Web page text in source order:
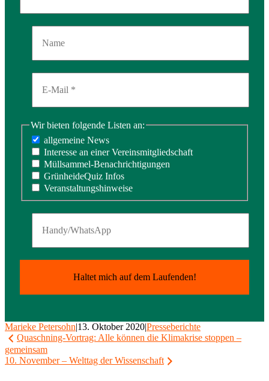
Wir bieten folgende Listen an:
allgemeine News
Interesse an einer Vereinsmitgliedschaft
Müllsammel-Benachrichtigungen
GrünheideQuiz Infos
Veranstaltungshinweise
Marieke Petersohn|13. Oktober 2020|Presseberichte
Beitragsnavigation
Quaschning-Vortrag: Alle können die Klimakrise stoppen –
gemeinsam
10. November – Welttag der Wissenschaft